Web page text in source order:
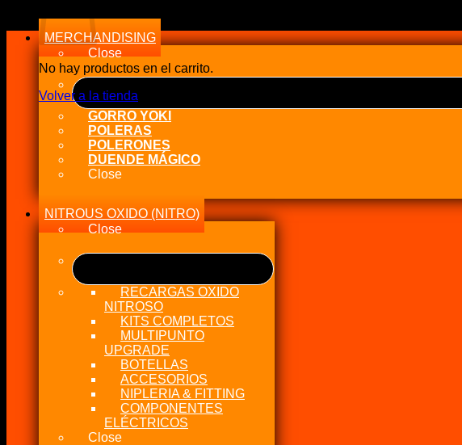
No hay productos en el carrito.
Volver a la tienda
MERCHANDISING
Close
GORRO YOKI
POLERAS
POLERONES
DUENDE MÁGICO
Close
NITROUS OXIDO (NITRO)
Close
RECARGAS OXIDO
NITROSO
KITS COMPLETOS
MULTIPUNTO
UPGRADE
BOTELLAS
ACCESORIOS
NIPLERIA & FITTING
COMPONENTES
ELÉCTRICOS
Close